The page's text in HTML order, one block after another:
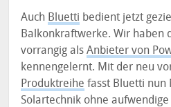
Auch Bluetti bedient jetzt
Balkonkraftwerke. Wir haben
vorrangig alsAnbieter von
kennengelernt. Mit der neu
Produktreihe fasst Bluetti nun
Solartechnik ohne